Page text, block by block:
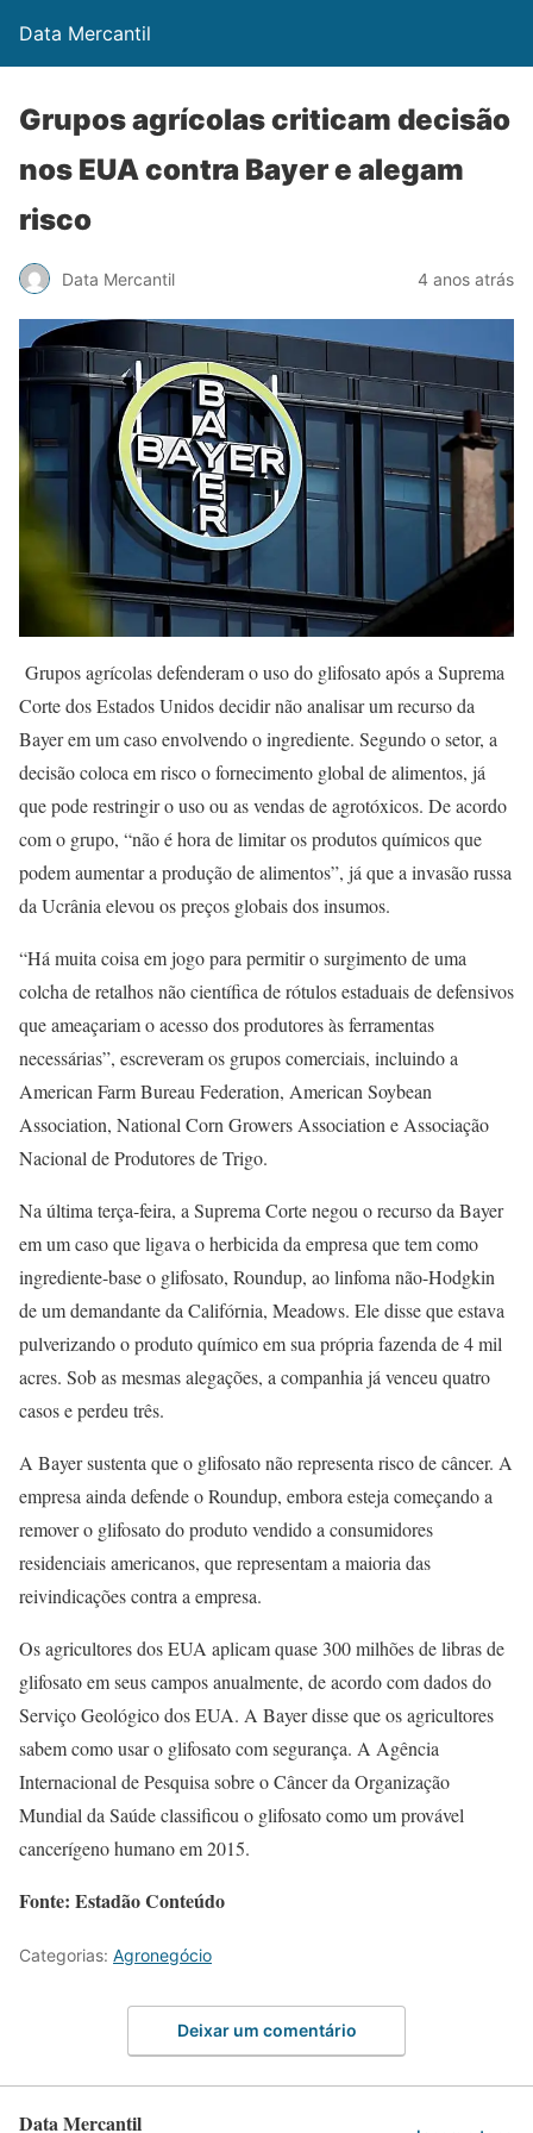
Data Mercantil
Grupos agrícolas criticam decisão
nos EUA contra Bayer e alegam
risco
Data Mercantil 4 anos atrás
Grupos agrícolas defenderam o uso do glifosato após a Suprema
Corte dos Estados Unidos decidir não analisar um recurso da
Bayer em um caso envolvendo o ingrediente. Segundo o setor, a
decisão coloca em risco o fornecimento global de alimentos, já
que pode restringir o uso ou as vendas de agrotóxicos. De acordo
com o grupo, “não é hora de limitar os produtos químicos que
podem aumentar a produção de alimentos”, já que a invasão russa
da Ucrânia elevou os preços globais dos insumos.
“Há muita coisa em jogo para permitir o surgimento de uma
colcha de retalhos não científica de rótulos estaduais de defensivos
que ameaçariam o acesso dos produtores às ferramentas
necessárias”, escreveram os grupos comerciais, incluindo a
American Farm Bureau Federation, American Soybean
Association, National Corn Growers Association e Associação
Nacional de Produtores de Trigo.
Na última terça-feira, a Suprema Corte negou o recurso da Bayer
em um caso que ligava o herbicida da empresa que tem como
ingrediente-base o glifosato, Roundup, ao linfoma não-Hodgkin
de um demandante da Califórnia, Meadows. Ele disse que estava
pulverizando o produto químico em sua própria fazenda de 4 mil
acres. Sob as mesmas alegações, a companhia já venceu quatro
casos e perdeu três.
A Bayer sustenta que o glifosato não representa risco de câncer. A
empresa ainda defende o Roundup, embora esteja começando a
remover o glifosato do produto vendido a consumidores
residenciais americanos, que representam a maioria das
reivindicações contra a empresa.
Os agricultores dos EUA aplicam quase 300 milhões de libras de
glifosato em seus campos anualmente, de acordo com dados do
Serviço Geológico dos EUA. A Bayer disse que os agricultores
sabem como usar o glifosato com segurança. A Agência
Internacional de Pesquisa sobre o Câncer da Organização
Mundial da Saúde classificou o glifosato como um provável
cancerígeno humano em 2015.
Fonte: Estadão Conteúdo
Categorias: Agronegócio
Deixar um comentário
Data Mercantil